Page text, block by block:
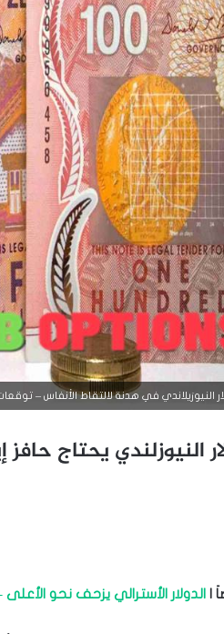
النيوزيلاندي في هدنة لالتقاط الأنفاس – توقعات اليوم –
النيوزلندي يحتاج حافز
| الدولار الأسترالي يزحف نحو الأعلى –